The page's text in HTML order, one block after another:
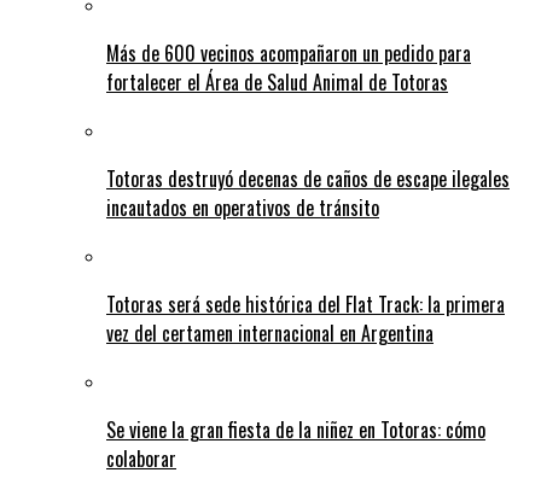
Más de 600 vecinos acompañaron un pedido para
fortalecer el Área de Salud Animal de Totoras
Totoras destruyó decenas de caños de escape ilegales
incautados en operativos de tránsito
Totoras será sede histórica del Flat Track: la primera
vez del certamen internacional en Argentina
Se viene la gran fiesta de la niñez en Totoras: cómo
colaborar